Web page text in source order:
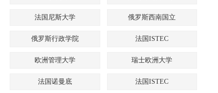
法国尼斯大学 俄罗斯西南国立
俄罗斯行政学院 法国ISTEC
欧洲管理大学 瑞士欧洲大学
法国诺曼底 法国ISTEC